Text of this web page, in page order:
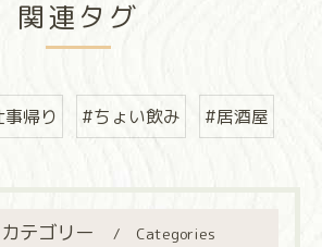
関連タグ
帰り #ちょい飲み #居酒屋
カテゴリー Categories